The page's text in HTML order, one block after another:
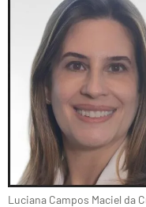
Luciana Campos Maciel da